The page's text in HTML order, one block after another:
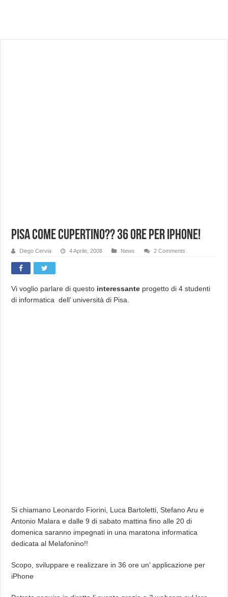
Pisa come cupertino?? 36 ore per iPhone!
Diego Cervia 4 Aprile, 2008 News 2 Comments
Vi voglio parlare di questo interessante progetto di 4 studenti
di informatica dell’ università di Pisa.
Si chiamano Leonardo Fiorini, Luca Bartoletti, Stefano Aru e
Antonio Malara e dalle 9 di sabato mattina fino alle 20 di
domenica saranno impegnati in una maratona informatica
dedicata al Melafonino!!
Scopo, sviluppare e realizzare in 36 ore un’ applicazione per
iPhone